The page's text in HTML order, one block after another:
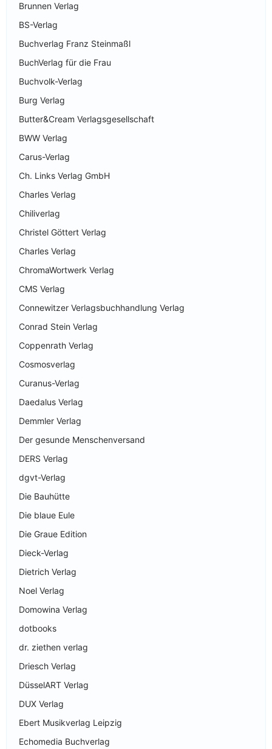
Brunnen Verlag
BS-Verlag
Buchverlag Franz Steinmaßl
BuchVerlag für die Frau
Buchvolk-Verlag
Burg Verlag
Butter&Cream Verlagsgesellschaft
BWW Verlag
Carus-Verlag
Ch. Links Verlag GmbH
Charles Verlag
Chiliverlag
Christel Göttert Verlag
Charles Verlag
ChromaWortwerk Verlag
CMS Verlag
Connewitzer Verlagsbuchhandlung Verlag
Conrad Stein Verlag
Coppenrath Verlag
Cosmosverlag
Curanus-Verlag
Daedalus Verlag
Demmler Verlag
Der gesunde Menschenversand
DERS Verlag
dgvt-Verlag
Die Bauhütte
Die blaue Eule
Die Graue Edition
Dieck-Verlag
Dietrich Verlag
Noel Verlag
Domowina Verlag
dotbooks
dr. ziethen verlag
Driesch Verlag
DüsselART Verlag
DUX Verlag
Ebert Musikverlag Leipzig
Echomedia Buchverlag